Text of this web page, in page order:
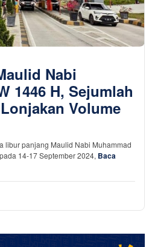
Nabi
1446 H, Sejumlah
Volume
libur panjang Maulid Nabi Muhammad
14-17 September 2024, Baca